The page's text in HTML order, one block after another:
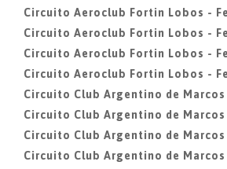
Circuito Aeroclub Fortin Lobos -
Circuito Aeroclub Fortin Lobos -
Circuito Aeroclub Fortin Lobos -
Circuito Aeroclub Fortin Lobos -
Circuito Club Argentino de Marcos
Circuito Club Argentino de Marcos
Circuito Club Argentino de Marcos
Circuito Club Argentino de Marcos